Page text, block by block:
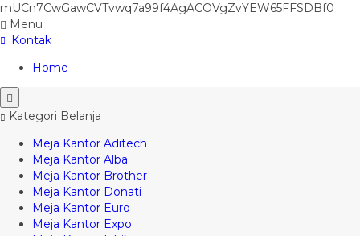
mUCn7CwGawCVTvwq7a99f4AgACOVgZvYEW65FFSDBf0
Menu
Kontak
Home
Kategori Belanja
Meja Kantor Aditech
Meja Kantor Alba
Meja Kantor Brother
Meja Kantor Donati
Meja Kantor Euro
Meja Kantor Expo